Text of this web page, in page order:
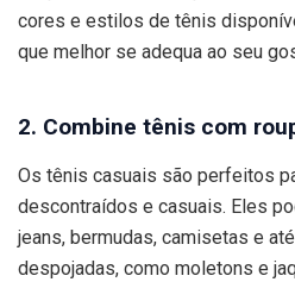
cores e estilos de tênis
que melhor se adequa ao seu
2. Combine tênis com
Os tênis casuais são perfeitos
descontraídos e casuais. Eles
jeans, bermudas, camisetas e
despojadas, como moletons e